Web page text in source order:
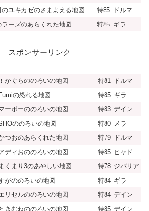
のユキカゼのさまよえる地図 特85
ドルマ
ラーズのあらくれた地図 特85 ギラ
スポンサーリンク
かぐらののろいの地図 特81
ドルマ
の怒れる地図 特85 ギラ
ーボーののろいの地図 特83 デイン
ののろいの地図 特80 メラ
つおのあらくれた地図 特79
ドルマ
ディおののろいの地図 特85 ヒャド
くまり3のあやしい地図 特78 ジバリア
がののろいの地図 特84 ギラ
リセルののろいの地図 特84 デイン
きむねののろいの地図 特85 デイン